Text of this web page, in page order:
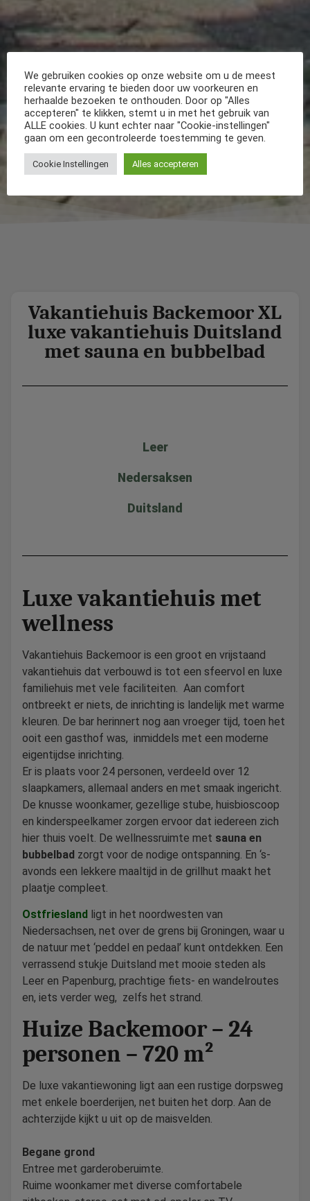
Vakantiehuis Backemoor XL
luxe vakantiehuis Duitsland
met sauna en bubbelbad
Leer
Nedersaksen
Duitsland
Luxe vakantiehuis met
wellness
Vakantiehuis Backemoor is een groot en vrijstaand
vakantiehuis dat verbouwd is tot een sfeervol en luxe
familiehuis met vele faciliteiten. Aan comfort
ontbreekt er niets, de inrichting is landelijk met warme
kleuren. De bar herinnert nog aan vroeger tijd, toen het
ooit een gasthof was, inmiddels met een moderne
eigentijdse inrichting.
Er is plaats voor 24 personen, verdeeld over 12
slaapkamers, allemaal anders en met smaak ingericht.
De knusse woonkamer, gezellige stube, huisbioscoop
en kinderspeelkamer zorgen ervoor dat iedereen zich
hier thuis voelt. De wellnessruimte met sauna en
bubbelbad zorgt voor de nodige ontspanning. En ‘s-
avonds een lekkere maaltijd in de grillhut maakt het
plaatje compleet.
Ostfriesland ligt in het noordwesten van
Niedersachsen, net over de grens bij Groningen, waar u
de natuur met ‘peddel en pedaal’ kunt ontdekken. Een
verrassend stukje Duitsland met mooie steden als
Leer en Papenburg, prachtige fiets- en wandelroutes
en, iets verder weg, zelfs het strand.
Huize Backemoor – 24
personen – 720 m²
De luxe vakantiewoning ligt aan een rustige dorpsweg
met enkele boerderijen, net buiten het dorp. Aan de
achterzijde kijkt u uit op de maisvelden.
Begane grond
Entree met garderoberuimte.
Ruime woonkamer met diverse comfortabele
We gebruiken cookies op onze website om u de meest
relevante ervaring te bieden door uw voorkeuren en
herhaalde bezoeken te onthouden. Door op "Alles
accepteren" te klikken, stemt u in met het gebruik van
ALLE cookies. U kunt echter naar "Cookie-instellingen"
gaan om een gecontroleerde toestemming te geven.
Cookie Instellingen Alles accepteren